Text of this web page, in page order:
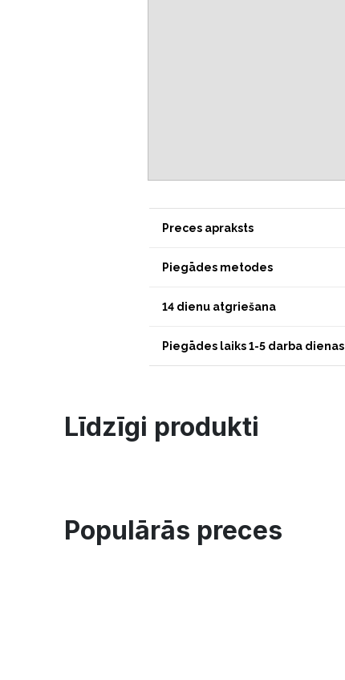
Preces apraksts
Piegādes metodes
14 dienu atgriešana
Piegādes laiks 1-5 darba dienas
Līdzīgi produkti
Populārās preces